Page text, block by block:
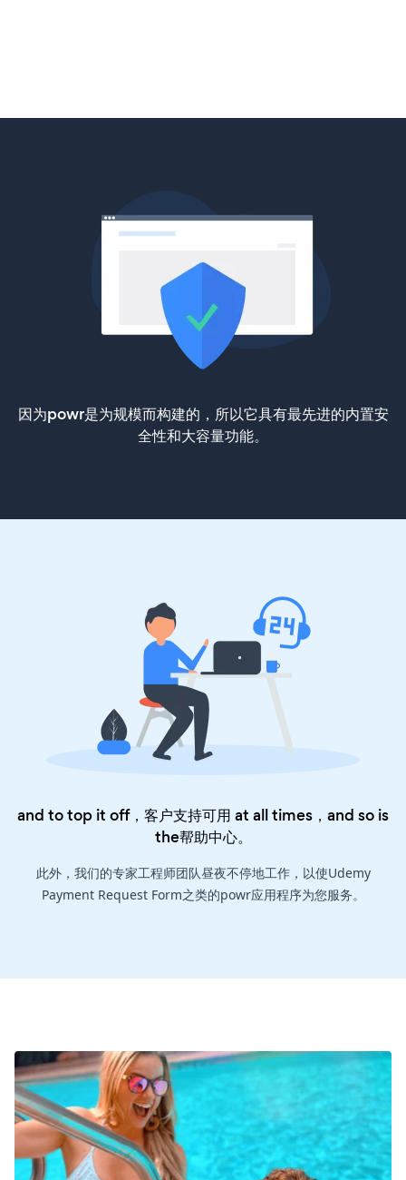
因为powr是为规模而构建的，所以它具有最先进的内置安
全性和大容量功能。
and to top it off，客户支持可用 at all times，and so is
the帮助中心。
此外，我们的专家工程师团队昼夜不停地工作，以使Udemy
Payment Request Form之类的powr应用程序为您服务。